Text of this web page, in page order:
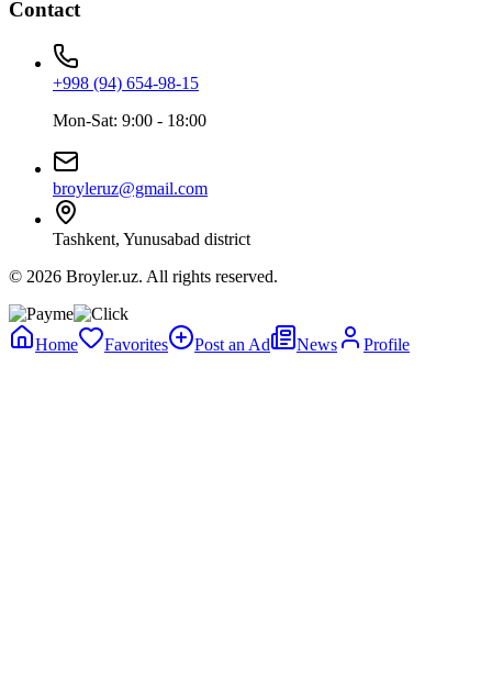
Contact
+998 (94) 654-98-15
Mon-Sat: 9:00 - 18:00
broyleruz@gmail.com
Tashkent, Yunusabad district
© 2026 Broyler.uz. All rights reserved.
Home Favorites Post an Ad News Profile